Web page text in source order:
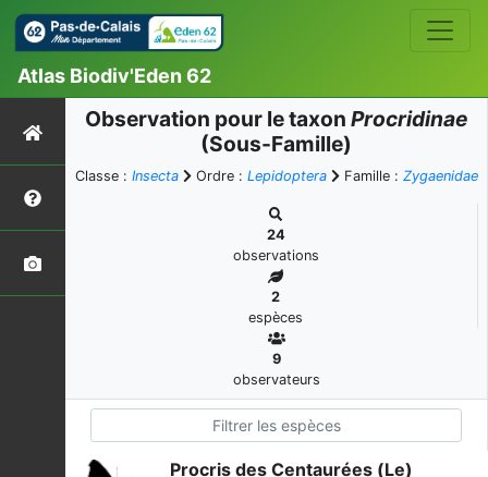
Atlas Biodiv'Eden 62
Observation pour le taxon Procridinae
(Sous-Famille)
Classe : Insecta Ordre : Lepidoptera Famille : Zygaenidae
24
observations
2
espèces
9
observateurs
Procris des Centaurées (Le)